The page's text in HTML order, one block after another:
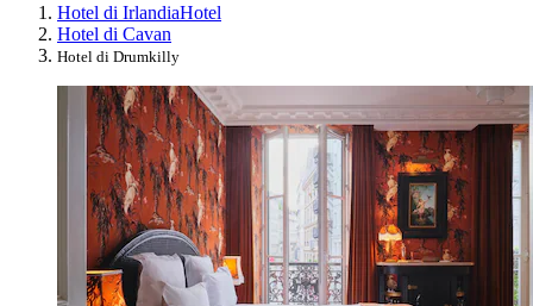
Hotel di IrlandiaHotel
Hotel di Cavan
Hotel di Drumkilly